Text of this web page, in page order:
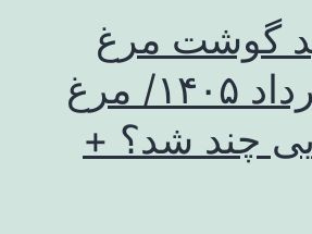
گوشت مرغ
امروز ۹ مرداد ۱۴۰۵/ مرغ
چند شد؟ +